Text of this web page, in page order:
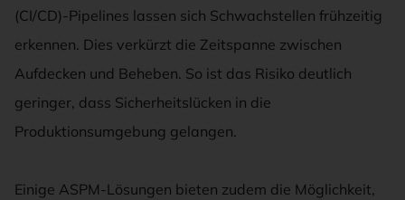
(CI/CD)-Pipelines lassen sich Schwachstellen frühzeitig
erkennen. Dies verkürzt die Zeitspanne zwischen
Aufdecken und Beheben. So ist das Risiko deutlich
geringer, dass Sicherheitslücken in die
Produktionsumgebung gelangen.
Einige ASPM-Lösungen bieten zudem die Möglichkeit,